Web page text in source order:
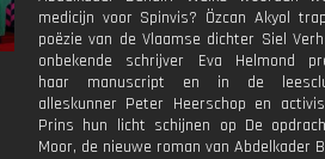
medicijn voor Spinvis? Özcan Akyol
poëzie van de Vlaamse dichter Siel
onbekende schrijver Eva Helmond
haar manuscript en in de
alleskunner Peter Heerschop en
Prins hun licht schijnen op De
Moor, de nieuwe roman van Abdelkader